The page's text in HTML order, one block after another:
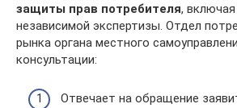
защиты прав потребителя,
независимой экспертизы. Отдел
рынка органа местного
консультации:
Отвечает на обращение